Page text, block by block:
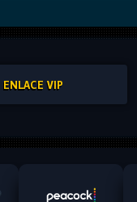
ENLACE VIP